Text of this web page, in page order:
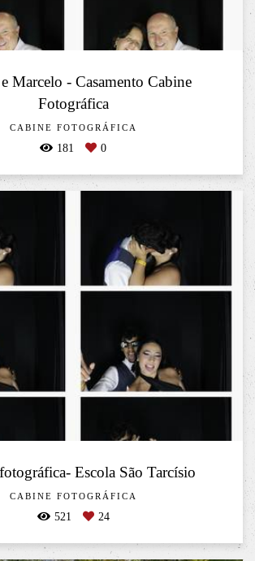
Marcelo - Casamento Cabine
Fotográfica
CABINE FOTOGRÁFICA
181 0
Escola São Tarcísio
CABINE FOTOGRÁFICA
521 24